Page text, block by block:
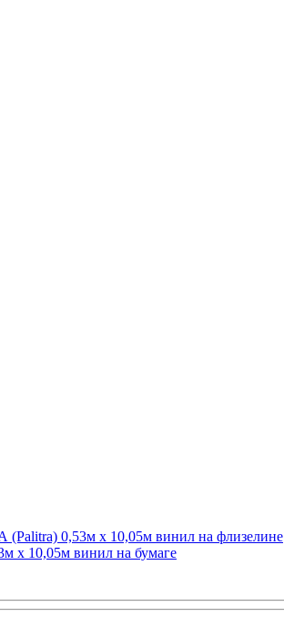
0,53м x 10,05м винил на флизелине
x 10,05м винил на бумаге